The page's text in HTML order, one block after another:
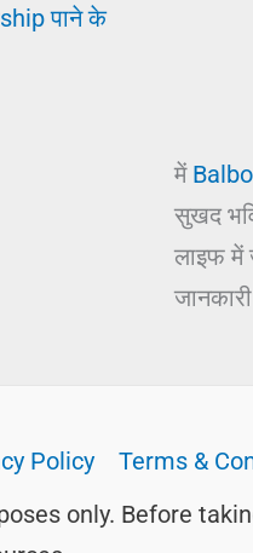
पाने के
में
सुखद
लाइफ
Policy
Terms &
only. Before